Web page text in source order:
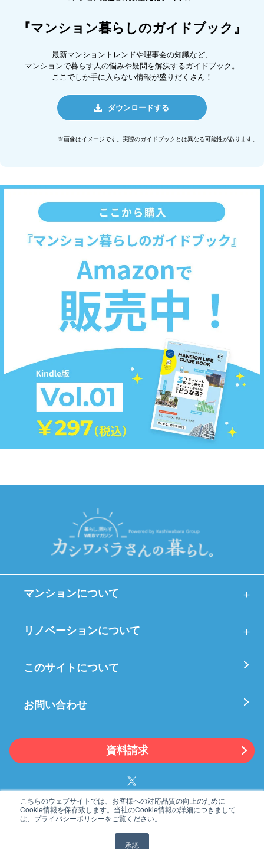
こちらのウェブサイトでは、お客様への対応品質の向上のために
Cookie情報を保存致します。当社のCookie情報の詳細につきまして
は、プライバシーポリシーをご覧ください。
承認
『マンション暮らしのガイドブック』
最新マンショントレンドや理事会の知識など、
マンションで暮らす人の悩みや疑問を解決するガイドブック。
ここでしか手に入らない情報が盛りだくさん！
ダウンロードする
※画像はイメージです。実際のガイドブックとは異なる可能性があります。
マンションについて
リノベーションについて
このサイトについて
お問い合わせ
資料請求
プライバシーポリシー
利用規約